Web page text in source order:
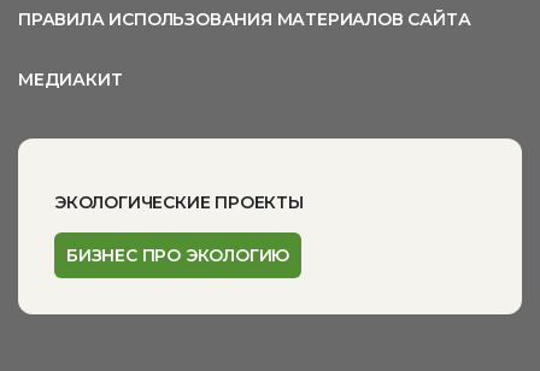
ПРАВИЛА ИСПОЛЬЗОВАНИЯ МАТЕРИАЛОВ САЙТА
МЕДИАКИТ
ЭКОЛОГИЧЕСКИЕ ПРОЕКТЫ
БИЗНЕС ПРО ЭКОЛОГИЮ